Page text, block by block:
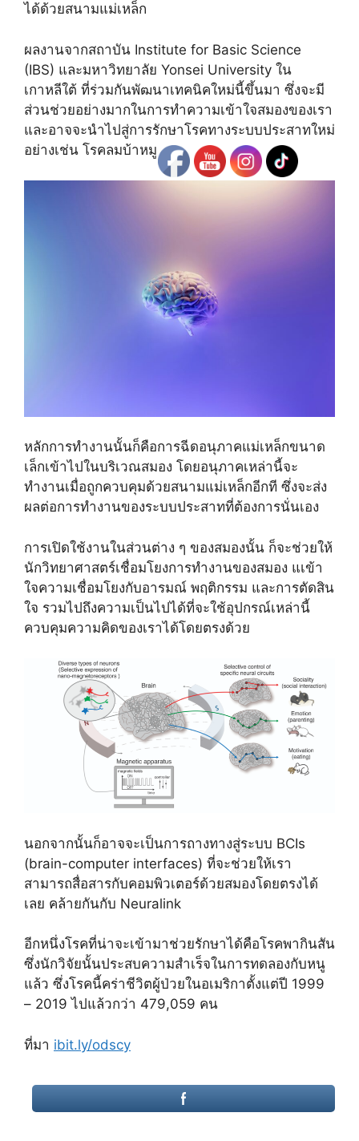
ได้ด้วยสนามแม่เหล็ก
ผลงานจากสถาบัน Institute for Basic Science
(IBS) และมหาวิทยาลัย Yonsei University ใน
เกาหลีใต้ ที่ร่วมกันพัฒนาเทคนิคใหม่นี้ขึ้นมา ซึ่งจะมี
ส่วนช่วยอย่างมากในการทำความเข้าใจสมองของเรา
และอาจจะนำไปสู่การรักษาโรคทางระบบประสาทใหม่
อย่างเช่น โรคลมบ้าหมู
หลักการทำงานนั้นก็คือการฉีดอนุภาคแม่เหล็กขนาด
เล็กเข้าไปในบริเวณสมอง โดยอนุภาคเหล่านี้จะ
ทำงานเมื่อถูกควบคุมด้วยสนามแม่เหล็กอีกที ซึ่งจะส่ง
ผลต่อการทำงานของระบบประสาทที่ต้องการนั่นเอง
การเปิดใช้งานในส่วนต่าง ๆ ของสมองนั้น ก็จะช่วยให้
นักวิทยาศาสตร์เชื่อมโยงการทำงานของสมอง แเข้า
ใจความเชื่อมโยงกับอารมณ์ พฤติกรรม และการตัดสิน
ใจ รวมไปถึงความเป็นไปได้ที่จะใช้อุปกรณ์เหล่านี้
ควบคุมความคิดของเราได้โดยตรงด้วย
นอกจากนั้นก็อาจจะเป็นการถางทางสู่ระบบ BCIs
(brain-computer interfaces) ที่จะช่วยให้เรา
สามารถสื่อสารกับคอมพิวเตอร์ด้วยสมองโดยตรงได้
เลย คล้ายกันกับ Neuralink
อีกหนึ่งโรคที่น่าจะเข้ามาช่วยรักษาได้คือโรคพากินสัน
ซึ่งนักวิจัยนั้นประสบความสำเร็จในการทดลองกับหนู
แล้ว ซึ่งโรคนี้คร่าชีวิตผู้ป่วยในอเมริกาตั้งแต่ปี 1999
– 2019 ไปแล้วกว่า 479,059 คน
ที่มา ibit.ly/odscy